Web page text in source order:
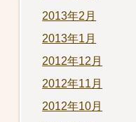
2013年2月
2013年1月
2012年12月
2012年11月
2012年10月